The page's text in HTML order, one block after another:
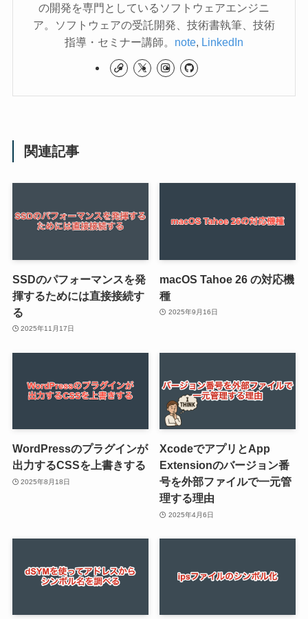
の開発を専門としているソフトウェアエンジニ
ア。ソフトウェアの受託開発、技術書執筆、技術
指導・セミナー講師。 note, LinkedIn
関連記事
SSDのパフォーマンスを発
揮するためには直接接続す
る
2025年11月17日
macOS Tahoe 26 の対応機
種
2025年9月16日
WordPressのプラグインが
出力するCSSを上書きする
2025年8月18日
XcodeでアプリとApp
Extensionのバージョン番
号を外部ファイルで一元管
理する理由
2025年4月6日